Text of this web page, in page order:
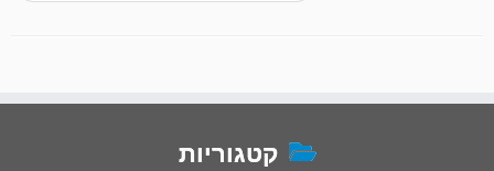
קטגוריות